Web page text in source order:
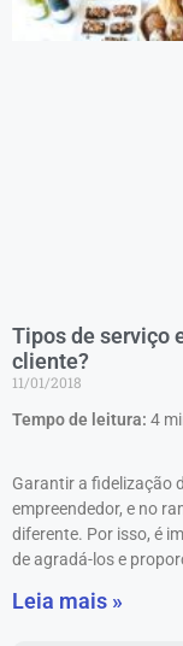
Tipos de serviço
cliente?
11/01/2018
Tempo de leitura: 4
Garantir a fidelização
empreendedor, e no
diferente. Por isso, é
de agradá-los e
Leia mais »